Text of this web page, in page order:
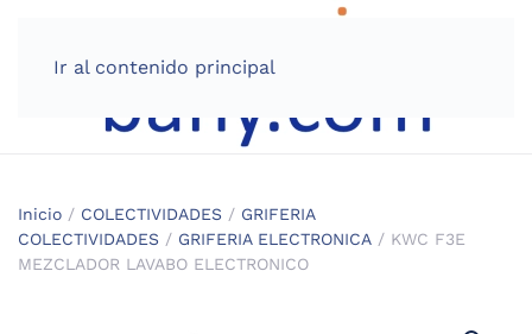
Ir al contenido principal
Inicio / COLECTIVIDADES / GRIFERIA
COLECTIVIDADES / GRIFERIA ELECTRONICA / KWC F3E
MEZCLADOR LAVABO ELECTRONICO